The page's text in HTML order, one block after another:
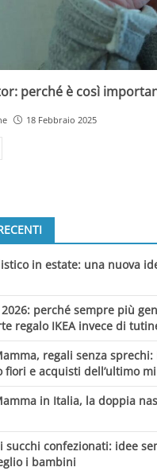
perché è così
18 Febbraio 2025
in estate: una nuova
perché sempre più
regalo IKEA invece di
regali senza
fiori e acquisti dell’ultimo
in Italia, la doppia
succhi confezionati: idee
i bambini